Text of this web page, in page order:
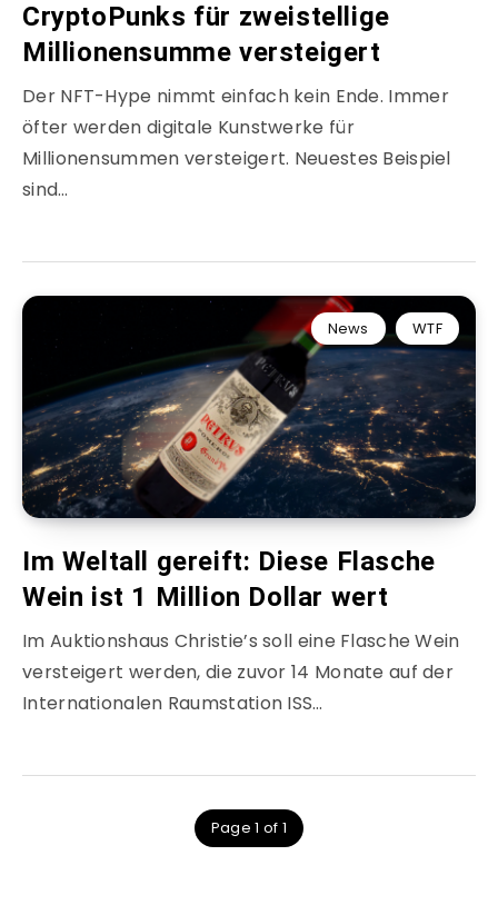
CryptoPunks für zweistellige
Millionensumme versteigert
Der NFT-Hype nimmt einfach kein Ende. Immer
öfter werden digitale Kunstwerke für
Millionensummen versteigert. Neuestes Beispiel
sind…
News WTF
Im Weltall gereift: Diese Flasche
Wein ist 1 Million Dollar wert
Im Auktionshaus Christie’s soll eine Flasche Wein
versteigert werden, die zuvor 14 Monate auf der
Internationalen Raumstation ISS…
Page 1 of 1